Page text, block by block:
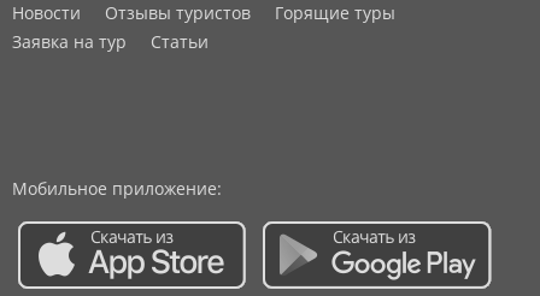
Новости Отзывы туристов
Горящие туры
Заявка на тур
Статьи
Мобильное приложение: